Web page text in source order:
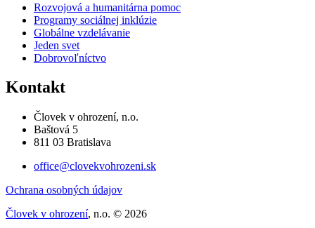
Rozvojová a humanitárna pomoc
Programy sociálnej inklúzie
Globálne vzdelávanie
Jeden svet
Dobrovoľníctvo
Kontakt
Človek v ohrození, n.o.
Baštová 5
811 03 Bratislava
office@clovekvohrozeni.sk
Ochrana osobných údajov
Človek v ohrození, n.o. © 2026